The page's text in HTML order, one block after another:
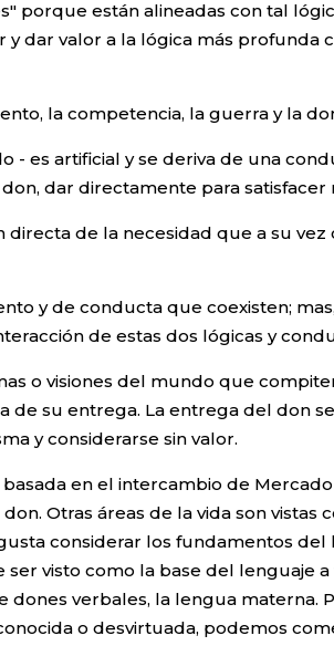
porque están alineadas con tal
dar valor a la lógica más profunda
la competencia, la guerra y la
- es artificial y se deriva de una
dar directamente para satisfacer
de la necesidad que a su
y de conducta que coexisten;
de estas dos lógicas y
o visiones del mundo que
su entrega. La entrega del don
y considerarse sin valor.
en el intercambio de
Otras áreas de la vida son vistas
considerar los fundamentos
visto como la base del lenguaje a
verbales, la lengua materna.
o desvirtuada, podemos